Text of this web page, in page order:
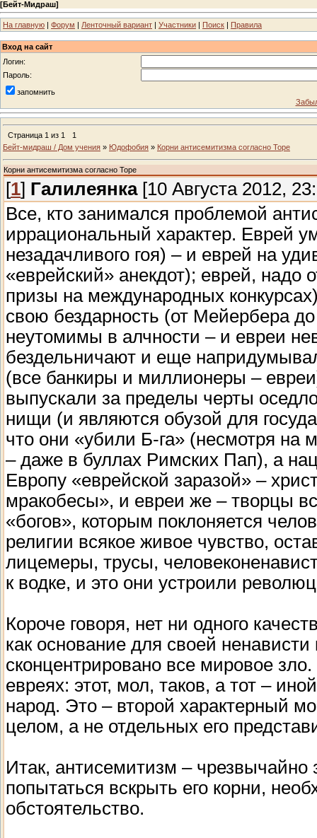
[Бейт-Мидраш]
На главную | Форум | Ленточный вариант | Участники | Поиск | Правила
Вход на сайт
Логин:
Пароль:
запомнить
Страница 1 из 1
1
Бейт-мидраш / Дом учения » Юдофобия » Корни антисемитизма согласно Торе
Корни антисемитизма согласно Торе
[1] Галилеянка[10 Августа 2012,
Все, кто занимался проблемой
иррациональный характер. Еврей
незадачливого гоя) – и еврей на
«еврейский» анекдот); еврей, надо
призы на международных
свою бездарность (от Мейербера
неутомимы в алчности – и евреи
бездельничают и еще
(все банкиры и миллионеры –
выпускали за пределы черты
нищи (и являются обузой для
что они «убили Б-га» (несмотря на
– даже в буллах Римских Пап), а
Европу «еврейской заразой» –
мракобесы», и евреи же – творцы
«богов», которым поклоняется
религии всякое живое чувство,
лицемеры, трусы,
к водке, и это они устроили
Короче говоря, нет ни одного
как основание для своей
сконцентрировано все мировое
евреях: этот, мол, таков, а тот –
народ. Это – второй характерный
целом, а не отдельных его
Итак, антисемитизм –
попытаться вскрыть его корни,
обстоятельство.